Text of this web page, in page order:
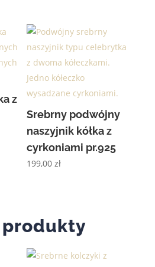
z
Srebrny podwójny
naszyjnik kółka z
cyrkoniami pr.925
199,00zł
produkty